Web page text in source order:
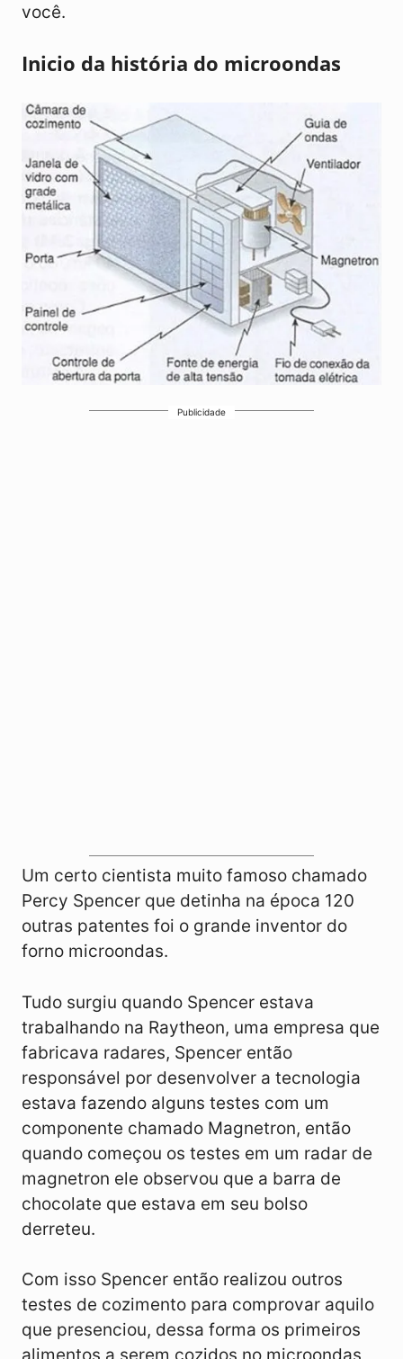
você.
Inicio da história do microondas
Publicidade
Um certo cientista muito famoso chamado
Percy Spencer que detinha na época 120
outras patentes foi o grande inventor do
forno microondas.
Tudo surgiu quando Spencer estava
trabalhando na Raytheon, uma empresa que
fabricava radares, Spencer então
responsável por desenvolver a tecnologia
estava fazendo alguns testes com um
componente chamado Magnetron, então
quando começou os testes em um radar de
magnetron ele observou que a barra de
chocolate que estava em seu bolso
derreteu.
Com isso Spencer então realizou outros
testes de cozimento para comprovar aquilo
que presenciou, dessa forma os primeiros